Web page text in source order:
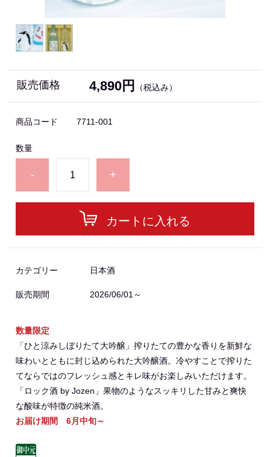
販売価格 4,890円 （税込み）
商品コード 7711-001
数量
- +
カートに入れる
カテゴリー 日本酒
販売期間 2026/06/01～
数量限定
「ひと涼みしぼりたて大吟醸」搾りたての豊かな香りを新鮮な
味わいとともに封じ込められた大吟醸酒。冷やすことで搾りた
てならではのフレッシュ感とキレ味がお楽しみいただけます。
「ロック酒 by Jozen」果物のようなスッキリした甘みと爽快
な酸味が特徴の純米酒。
お届け期間 6月中旬～